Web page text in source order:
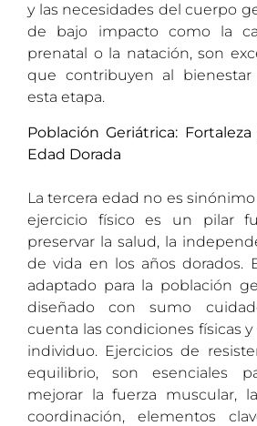
y las necesidades del cuerpo
de bajo impacto como la
prenatal o la natación, son
que contribuyen al
esta etapa.
Población Geriátrica:
Edad Dorada
La tercera edad no es
ejercicio físico es un pilar
preservar la salud, la
de vida en los años dorados.
adaptado para la población
diseñado con sumo
cuenta las condiciones físicas
individuo. Ejercicios de
equilibrio, son esenciales
mejorar la fuerza muscular,
coordinación, elementos